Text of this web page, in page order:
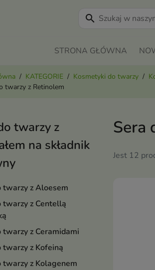
search
STRONA GŁÓWNA
KATEGORIE Kosmetyki do twarzy
twarzy z Retinolem
twarzy z
na składnik
twarzy z Aloesem
twarzy z Centellą
twarzy z Ceramidami
twarzy z Kofeiną
twarzy z Kolagenem
Sera
Jest 12